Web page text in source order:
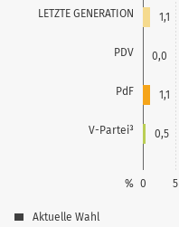
LETZTE GENERATION
PDV
PdF
V-Partei³
0 5
%
1,1
0,0
1,1
0,5
Aktuelle Wahl